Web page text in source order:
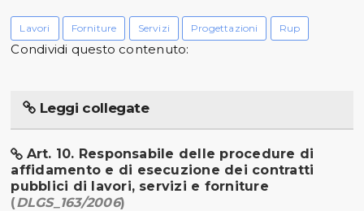
Lavori Forniture Servizi Progettazioni Rup
Condividi questo contenuto:
Leggi collegate
Art. 10. Responsabile delle procedure di
affidamento e di esecuzione dei contratti
pubblici di lavori, servizi e forniture
(DLGS_163/2006)